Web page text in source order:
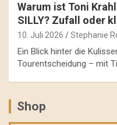
Warum ist Toni
SILLY? Zufall oder
10. Juli 2026 Stephanie
Ein Blick hinter die
Tourentscheidung – mit
Shop